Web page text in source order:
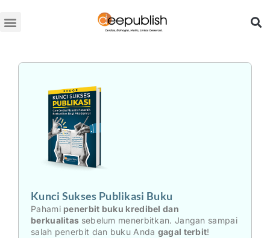
ke
Kunci Sukses Publikasi Buku
Pahami penerbit buku kredibel dan
berkualitas sebelum menerbitkan. Jangan sampai
salah penerbit dan buku Anda gagal terbit!